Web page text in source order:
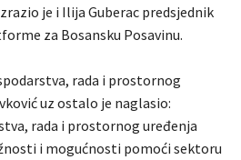
je i Ilija Guberac predsjednik
za Bosansku Posavinu.
rada i prostornog
uz ostalo je naglasio:
rada i prostornog uređenja
i mogućnosti pomoći sektoru